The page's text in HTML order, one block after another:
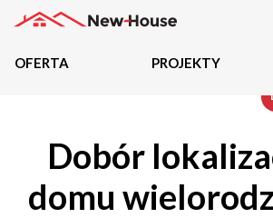
Oferta
Działki
OFERTA PROJEKTY
Dobór
domu